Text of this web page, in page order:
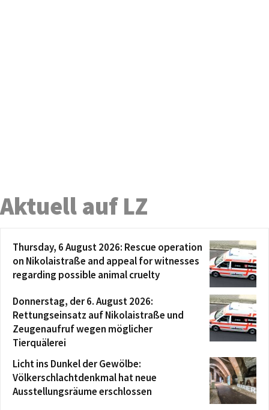
Aktuell auf LZ
Thursday, 6 August 2026: Rescue operation
on Nikolaistraße and appeal for witnesses
regarding possible animal cruelty
Donnerstag, der 6. August 2026:
Rettungseinsatz auf Nikolaistraße und
Zeugenaufruf wegen möglicher
Tierquälerei
Licht ins Dunkel der Gewölbe:
Völkerschlachtdenkmal hat neue
Ausstellungsräume erschlossen